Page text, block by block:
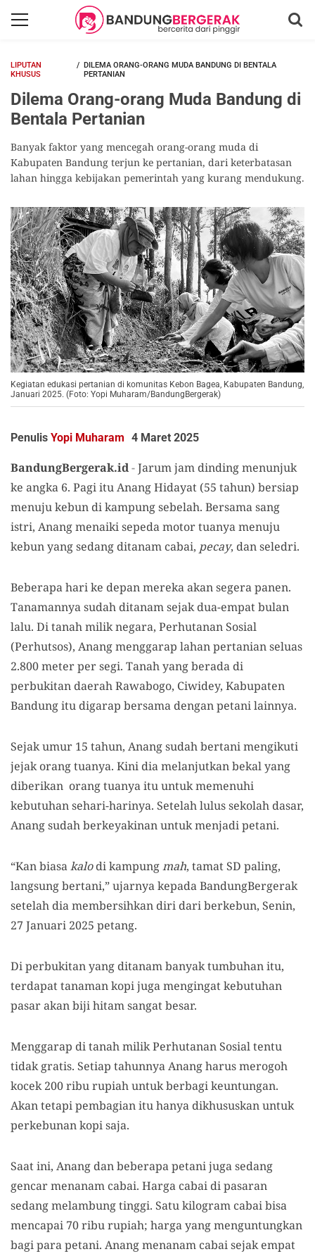
LIPUTAN
KHUSUS
DILEMA ORANG-ORANG MUDA BANDUNG DI BENTALA
PERTANIAN
Dilema Orang-orang Muda Bandung di
Bentala Pertanian
Banyak faktor yang mencegah orang-orang muda di
Kabupaten Bandung terjun ke pertanian, dari keterbatasan
lahan hingga kebijakan pemerintah yang kurang mendukung.
Kegiatan edukasi pertanian di komunitas Kebon Bagea, Kabupaten Bandung,
Januari 2025. (Foto: Yopi Muharam/BandungBergerak)
Penulis Yopi Muharam 4 Maret 2025
BandungBergerak.id-Jarum jam dinding menunjuk
ke angka 6. Pagi itu Anang Hidayat (55 tahun) bersiap
menuju kebun di kampung sebelah. Bersama sang
istri, Anang menaiki sepeda motor tuanya menuju
kebun yang sedang ditanam cabai, pecay, dan seledri.
Beberapa hari ke depanmerekaakan segera panen.
Tanamannyasudah ditanam sejakdua-empat bulan
lalu. Di tanah milik negara, Perhutanan Sosial
(Perhutsos), Anang menggarap lahan pertanian seluas
2.800 meter persegi. Tanah yang berada di
perbukitan daerah Rawabogo, Ciwidey, Kabupaten
Bandung itu digarap bersama dengan petani lainnya.
Sejak umur 15 tahun, Anang sudah bertani mengikuti
jejak orang tuanya. Kini diamelanjutkan bekal yang
diberikan orang tuanya itu untuk memenuhi
kebutuhan sehari-harinya. Setelah lulus sekolah dasar,
Anang sudah berkeyakinan untuk menjadi petani.
“Kan biasakalodi kampungmah, tamat SD paling,
langsung bertani,” ujarnya kepada BandungBergerak
setelah diamembersihkan diri dariberkebun, Senin,
27 Januari 2025 petang.
Di perbukitan yang ditanam banyak tumbuhan itu,
terdapat tanaman kopi jugamengingatkebutuhan
pasarakan biji hitam sangatbesar.
Menggarap di tanah milik Perhutanan Sosial tentu
tidak gratis. Setiap tahunnya Anang harus merogoh
kocek 200 ribu rupiah untuk berbagi keuntungan.
Akan tetapi pembagian itu hanya dikhususkan untuk
perkebunan kopi saja.
Saat ini, Anang dan beberapa petani juga sedang
gencar menanam cabai. Harga cabai di pasaran
sedang melambung tinggi. Satu kilogram cabai bisa
mencapai 70 riburupiah; harga yangmenguntungkan
bagi para petani. Anang menanam cabai sejak empat